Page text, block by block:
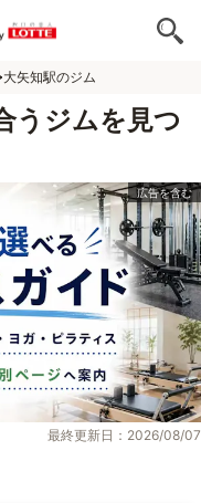
大矢知駅のジム
うジムを見つ
最終更新日：2026/08/07